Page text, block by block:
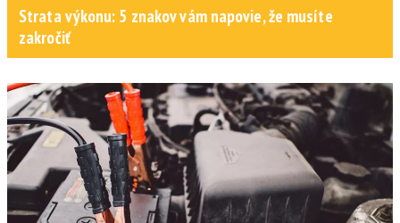
Strata výkonu: 5 znakov vám napovie, že musíte
zakročiť